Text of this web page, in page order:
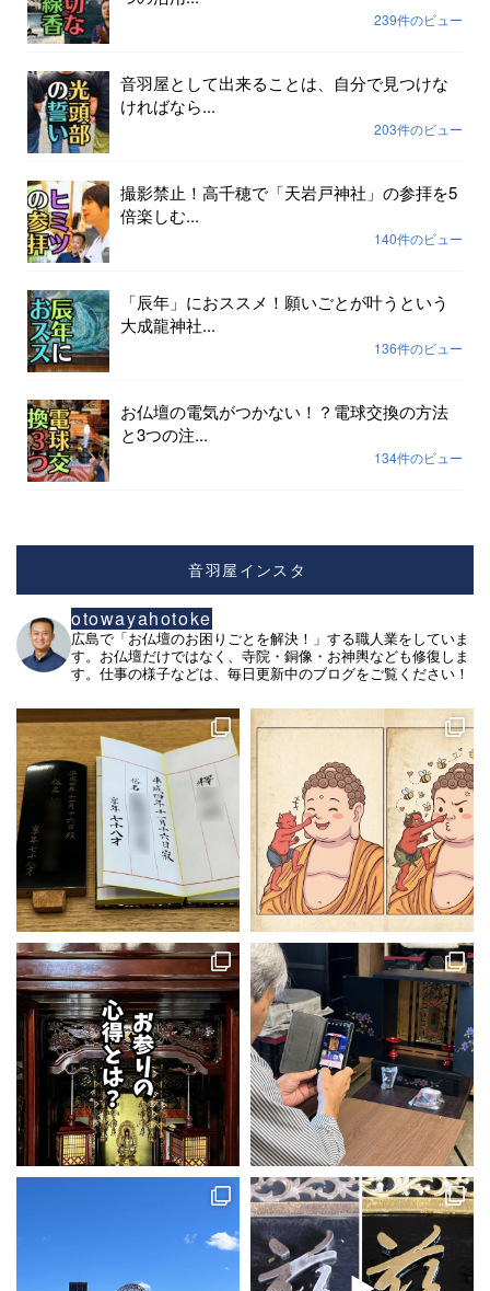
239件のビュー
音羽屋として出来ることは、自分で見つけな
ければなら...
203件のビュー
撮影禁止！高千穂で「天岩戸神社」の参拝を5
倍楽しむ...
140件のビュー
「辰年」におススメ！願いごとが叶うという
大成龍神社...
136件のビュー
お仏壇の電気がつかない！？電球交換の方法
と3つの注...
134件のビュー
音羽屋インスタ
otowayahotoke
広島で「お仏壇のお困りごとを解決！」する職人業をしていま
す。お仏壇だけではなく、寺院・銅像・お神輿なども修復しま
す。仕事の様子などは、毎日更新中のブログをご覧ください！